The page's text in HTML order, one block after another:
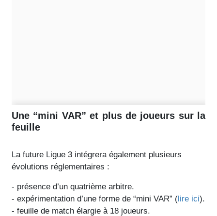
Une “mini VAR” et plus de joueurs sur la
feuille
La future Ligue 3 intégrera également plusieurs
évolutions réglementaires :
- présence d’un quatrième arbitre.
- expérimentation d’une forme de “mini VAR” (lire ici).
- feuille de match élargie à 18 joueurs.